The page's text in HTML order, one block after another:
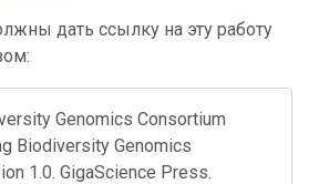
дать ссылку на эту работу
Genomics Consortium
Biodiversity Genomics
1.0. GigaScience Press.